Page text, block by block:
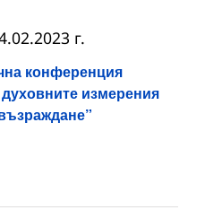
конференция
измерения
г.